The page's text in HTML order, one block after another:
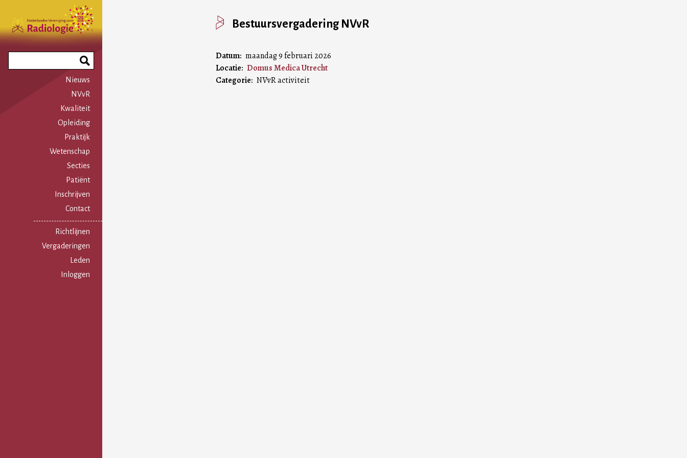
naar
de
inhoud
gaan
Phrase
Nieuws
NVvR
Kwaliteit
Opleiding
Praktijk
Wetenschap
Secties
Patiënt
Inschrijven
Contact
Gebruikersmenu
Richtlijnen
Vergaderingen
Leden
Inloggen
Bestuursvergadering NVvR
Datum maandag 9 februari 2026
Locatie Domus Medica Utrecht
Categorie NVvR activiteit